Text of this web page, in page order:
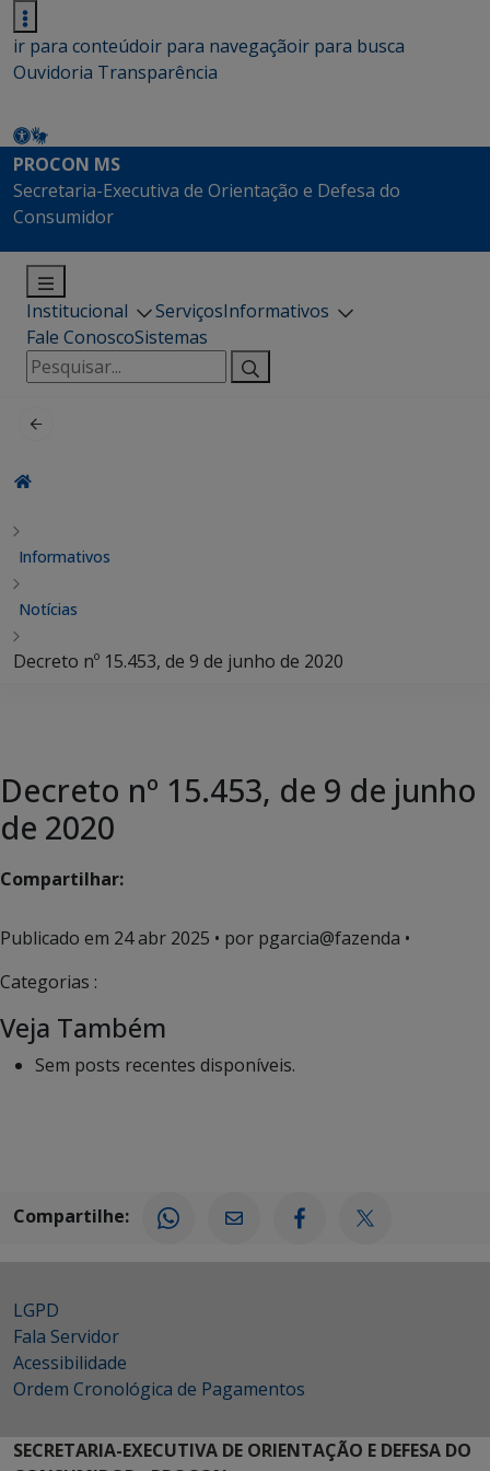
ir para conteúdoir para navegaçãoir para busca
Ouvidoria Transparência
PROCON MS
Secretaria-Executiva de Orientação e Defesa do
Consumidor
Institucional ServiçosInformativos
Fale ConoscoSistemas
Pesquisar
por:
Informativos
Notícias
Decreto nº 15.453, de 9 de junho de 2020
Decreto nº 15.453, de 9 de junho
de 2020
Compartilhar:
Publicado em 24 abr 2025 • por pgarcia@fazenda •
Categorias :
Veja Também
Sem posts recentes disponíveis.
Compartilhe:
LGPD
Fala Servidor
Acessibilidade
Ordem Cronológica de Pagamentos
SECRETARIA-EXECUTIVA DE ORIENTAÇÃO E DEFESA DO